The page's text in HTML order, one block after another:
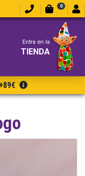
0
Entra en la
TIENDA